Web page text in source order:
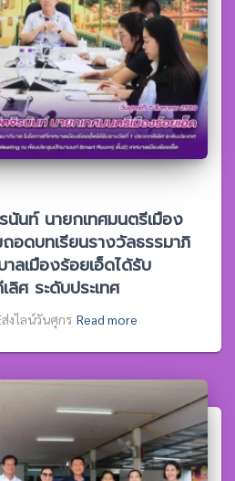
นท์ นายกเทศมนตรีเมือง
อดบทเรียนรางวัลธรรมาภิ
าลเมืองร้อยเอ็ดได้รับ
ลิศ ระดับประเทศ
งไลน์วันศุกร Read more